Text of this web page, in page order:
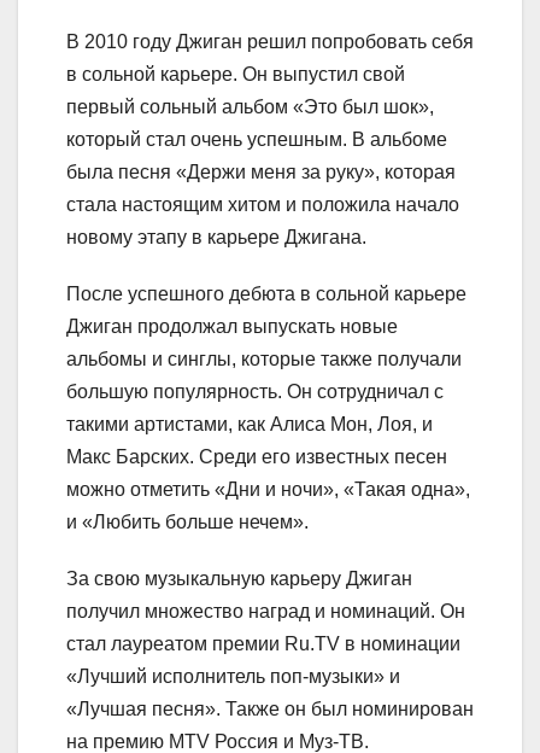
В 2010 году Джиган решил попробовать себя
в сольной карьере. Он выпустил свой
первый сольный альбом «Это был шок»,
который стал очень успешным. В альбоме
была песня «Держи меня за руку», которая
стала настоящим хитом и положила начало
новому этапу в карьере Джигана.
После успешного дебюта в сольной карьере
Джиган продолжал выпускать новые
альбомы и синглы, которые также получали
большую популярность. Он сотрудничал с
такими артистами, как Алиса Мон, Лоя, и
Макс Барских. Среди его известных песен
можно отметить «Дни и ночи», «Такая одна»,
и «Любить больше нечем».
За свою музыкальную карьеру Джиган
получил множество наград и номинаций. Он
стал лауреатом премии Ru.TV в номинации
«Лучший исполнитель поп-музыки» и
«Лучшая песня». Также он был номинирован
на премию MTV Россия и Муз-ТВ.